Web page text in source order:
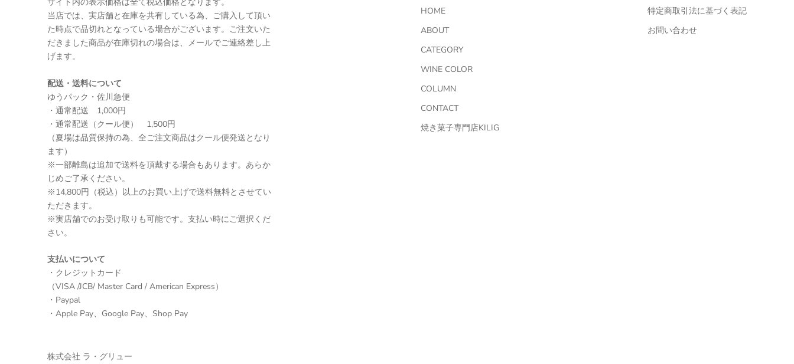
サイト内の表示価格は全て税込価格となります。
当店では、実店舗と在庫を共有している為、ご購入して頂い
た時点で品切れとなっている場合がございます。ご注文いた
だきました商品が在庫切れの場合は、メールでご連絡差し上
げます。
配送・送料について
ゆうパック・佐川急便
・通常配送 1,000円
・通常配送（クール便） 1,500円
（夏場は品質保持の為、全ご注文商品はクール便発送となり
ます）
※一部離島は追加で送料を頂戴する場合もあります。あらか
じめご了承ください。
※14,800円（税込）以上のお買い上げで送料無料とさせてい
ただきます。
※実店舗でのお受け取りも可能です。支払い時にご選択くだ
さい。
支払いについて
・クレジットカード
（VISA /JCB/ Master Card / American Express）
・Paypal
・Apple Pay、Google Pay、Shop Pay
HOME
ABOUT
CATEGORY
WINE COLOR
COLUMN
CONTACT
焼き菓子専門店KILIG
特定商取引法に基づく表記
お問い合わせ
株式会社 ラ・グリュー